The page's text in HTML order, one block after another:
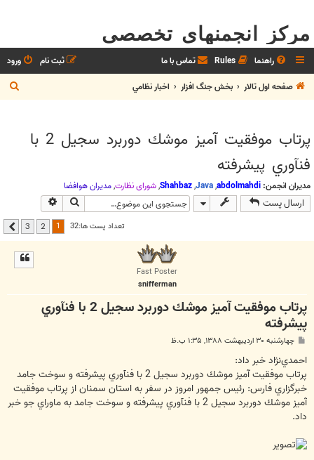
مرکز انجمنهای تخصصی
راهنما Rules تماس با ما ورود
ثبت نام
صفحه اول تالار
بخش جنگ افزار اخبار نظامي
ج
س
پرتاب موفقيت آميز موشك دوربرد سجيل 2 با
فنآوري پيشرفته
مدیران انجمن: abdolmahdi
,
Java
,
Shahbaz
,شوراي نظارت,مديران هوافضا
ارسال پست جستجو
تعداد پست ها:32 2
3 بعدی
Fast Poster
snifferman
پرتاب موفقيت آميز موشك دوربرد سجيل 2 با فنآوري
پيشرفته
پ
ت
چهارشنبه ۳۰ اردیبهشت ۱۳۸۸, ۱:۳۵ ب.ظ
احمدي‌نژاد خبر داد:
پرتاب موفقيت آميز موشك دوربرد سجيل 2 با فنآوري پيشرفته و سوخت جامد
خبرگزاري فارس: رئيس جمهور‌ امروز در سفر به استان سمنان از پرتاب موفقيت
آميز موشك دوربرد سجيل 2 با فنآوري پيشرفته و سوخت جامد به ماورا‌ي جو خبر
داد.